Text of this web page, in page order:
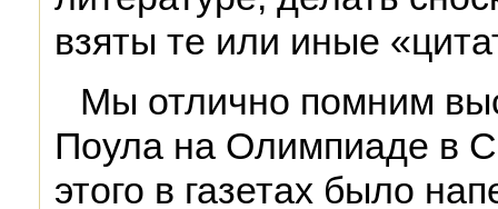
взяты те или иные
Мы отлично помним
Поула на Олимпиаде в
этого в газетах было